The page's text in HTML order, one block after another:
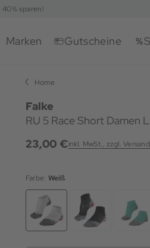
sparen!
Marken Gutscheine
Home
Falke
RU 5 Race Short Damen
23,00 €inkl. MwSt., zzgl.
Farbe: Weiß